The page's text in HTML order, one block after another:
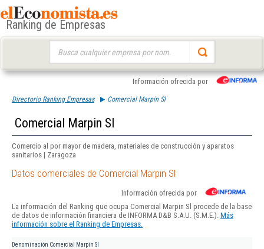
Ranking de Empresas
Información ofrecida por
Directorio Ranking Empresas Comercial Marpin Sl
Comercial Marpin Sl
Comercio al por mayor de madera, materiales de construcción y aparatos
sanitarios | Zaragoza
Datos comerciales de Comercial Marpin Sl
Información ofrecida por
La información del Ranking que ocupa Comercial Marpin Sl procede de la base
de datos de información financiera de INFORMA D&B S.A.U. (S.M.E.). Más
información sobre el Ranking de Empresas.
Denominación Comercial Marpin Sl